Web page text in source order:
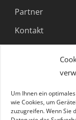
Um Ihnen ein
wie Cookies, um
zuzugreifen. Wenn Sie
Partner
Kontakt
FOLGE UNS